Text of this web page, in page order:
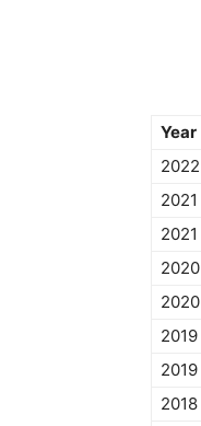
Year
2022
2021
2021
2020
2020
2019
2019
2018